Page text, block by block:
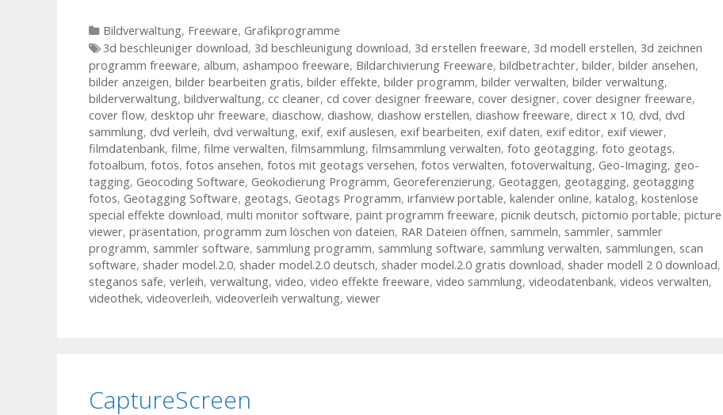
Kategorien
Bildverwaltung, Freeware, Grafikprogramme
Tags
3d beschleuniger download, 3d beschleunigung download, 3d erstellen freeware, 3d modell erstellen, 3d zeichnen
programm freeware, album, ashampoo freeware, Bildarchivierung Freeware, bildbetrachter, bilder, bilder ansehen,
bilder anzeigen, bilder bearbeiten gratis, bilder effekte, bilder programm, bilder verwalten, bilder verwaltung,
bilderverwaltung, bildverwaltung, cc cleaner, cd cover designer freeware, cover designer, cover designer freeware,
cover flow, desktop uhr freeware, diaschow, diashow, diashow erstellen, diashow freeware, direct x 10, dvd, dvd
sammlung, dvd verleih, dvd verwaltung, exif, exif auslesen, exif bearbeiten, exif daten, exif editor, exif viewer,
filmdatenbank, filme, filme verwalten, filmsammlung, filmsammlung verwalten, foto geotagging, foto geotags,
fotoalbum, fotos, fotos ansehen, fotos mit geotags versehen, fotos verwalten, fotoverwaltung, Geo-Imaging, geo-
tagging, Geocoding Software, Geokodierung Programm, Georeferenzierung, Geotaggen, geotagging, geotagging
fotos, Geotagging Software, geotags, Geotags Programm, irfanview portable, kalender online, katalog, kostenlose
special effekte download, multi monitor software, paint programm freeware, picnik deutsch, pictomio portable, picture
viewer, präsentation, programm zum löschen von dateien, RAR Dateien öffnen, sammeln, sammler, sammler
programm, sammler software, sammlung programm, sammlung software, sammlung verwalten, sammlungen, scan
software, shader model.2.0, shader model.2.0 deutsch, shader model.2.0 gratis download, shader modell 2 0 download,
steganos safe, verleih, verwaltung, video, video effekte freeware, video sammlung, videodatenbank, videos verwalten,
videothek, videoverleih, videoverleih verwaltung, viewer
CaptureScreen